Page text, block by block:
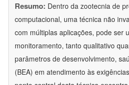
Resumo: Dentro da zootecnia de
computacional, uma técnica não
com múltiplas aplicações, pode ser
monitoramento, tanto qualitativo
parâmetros de desenvolvimento,
(BEA) em atendimento às